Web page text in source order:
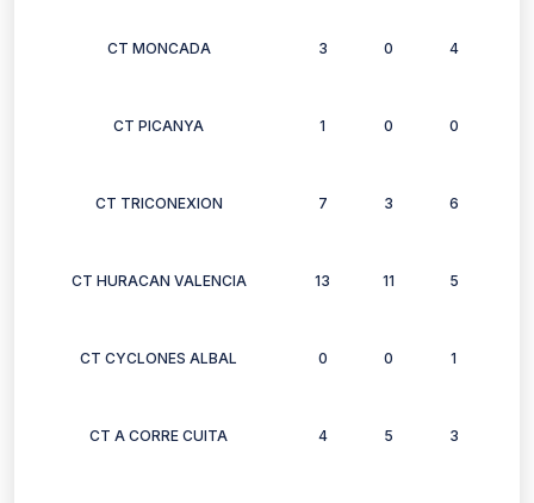
CT MONCADA 3 0 4
CT PICANYA 1 0 0
CT TRICONEXION 7 3 6
CT HURACAN VALENCIA 13 11 5
CT CYCLONES ALBAL 0 0 1
CT A CORRE CUITA 4 5 3